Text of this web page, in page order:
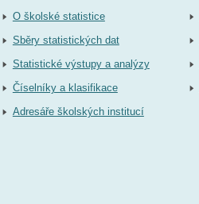
O školské statistice
Sběry statistických dat
Statistické výstupy a analýzy
Číselníky a klasifikace
Adresáře školských institucí